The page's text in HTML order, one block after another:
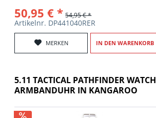
50,95 € * 54,95 € *
Artikelnr. DP441040RER
MERKEN IN DEN WARENKORB
5.11 TACTICAL PATHFINDER WATCH
ARMBANDUHR IN KANGAROO